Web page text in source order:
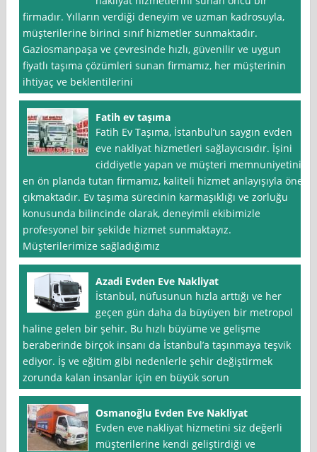
firmadır. Yılların verdiği deneyim ve uzman kadrosuyla,
müşterilerine birinci sınıf hizmetler sunmaktadır.
Gaziosmanpaşa ve çevresinde hızlı, güvenilir ve uygun
fiyatlı taşıma çözümleri sunan firmamız, her müşterinin
ihtiyaç ve beklentilerini
Fatih ev taşıma
Fatih Ev Taşıma, İstanbul‘un saygın evden
eve nakliyat hizmetleri sağlayıcısıdır. İşini
ciddiyetle yapan ve müşteri memnuniyetini
en ön planda tutan firmamız, kaliteli hizmet anlayışıyla öne
çıkmaktadır. Ev taşıma sürecinin karmaşıklığı ve zorluğu
konusunda bilincinde olarak, deneyimli ekibimizle
profesyonel bir şekilde hizmet sunmaktayız.
Müşterilerimize sağladığımız
Azadi Evden Eve Nakliyat
İstanbul, nüfusunun hızla arttığı ve her
geçen gün daha da büyüyen bir metropol
haline gelen bir şehir. Bu hızlı büyüme ve gelişme
beraberinde birçok insanı da İstanbul’a taşınmaya teşvik
ediyor. İş ve eğitim gibi nedenlerle şehir değiştirmek
zorunda kalan insanlar için en büyük sorun
Osmanoğlu Evden Eve Nakliyat
Evden eve nakliyat hizmetini siz değerli
müşterilerine kendi geliştirdiği ve